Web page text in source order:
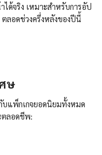
ด้จริง เหมาะสำหรับการอัป
ลอดช่วงครึ่งหลังของปีนี้
ษ
บแพ็กเกจยอดนิยมทั้งหมด
ตลอดชีพ: